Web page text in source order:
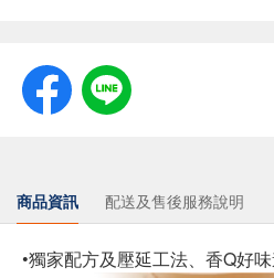
商品資訊 配送及售後服務說明
•獨家配方及壓延工法、香Q好